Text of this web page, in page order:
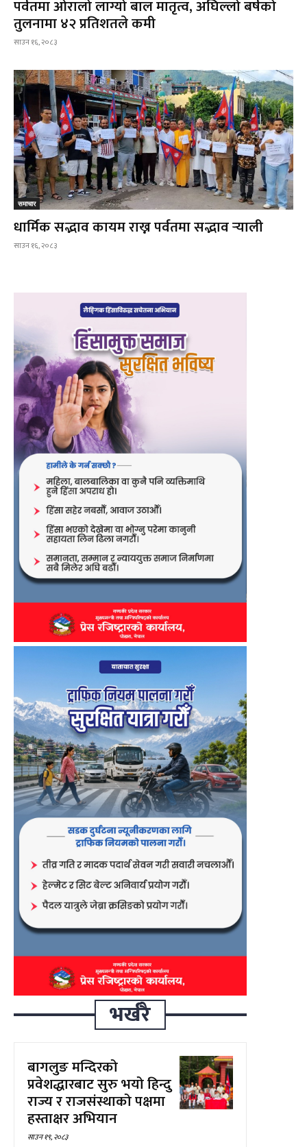
पर्वतमा ओरालो लाग्यो बाल मातृत्व, अघिल्लो बर्षको
तुलनामा ४२ प्रतिशतले कमी
साउन १६, २०८३
समाचार
धार्मिक सद्भाव कायम राख्न पर्वतमा सद्भाव र्‍याली
साउन १६, २०८३
भर्खरै
बागलुङ मन्दिरको
प्रवेशद्धारबाट सुरु भयो हिन्दु
राज्य र राजसंस्थाको पक्षमा
हस्ताक्षर अभियान
साउन १९, २०८३